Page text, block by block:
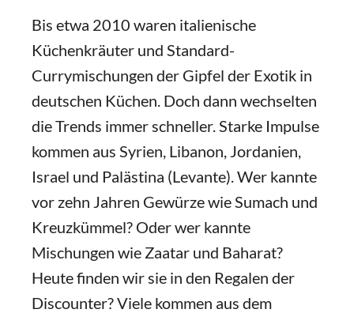
Bis etwa 2010 waren italienische
Küchenkräuter und Standard-
Currymischungen der Gipfel der Exotik in
deutschen Küchen. Doch dann wechselten
die Trends immer schneller. Starke Impulse
kommen aus Syrien, Libanon, Jordanien,
Israel und Palästina (Levante). Wer kannte
vor zehn Jahren Gewürze wie Sumach und
Kreuzkümmel? Oder wer kannte
Mischungen wie Zaatar und Baharat?
Heute finden wir sie in den Regalen der
Discounter? Viele kommen aus dem